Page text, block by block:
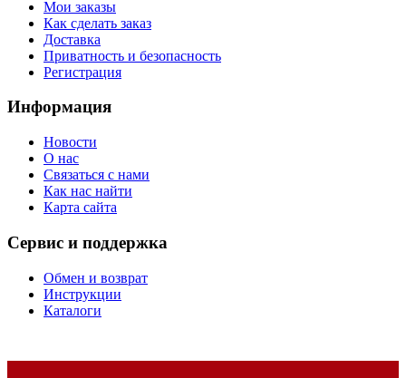
Мои заказы
Как сделать заказ
Доставка
Приватность и безопасность
Регистрация
Информация
Новости
О нас
Связаться с нами
Как нас найти
Карта сайта
Сервис и поддержка
Обмен и возврат
Инструкции
Каталоги